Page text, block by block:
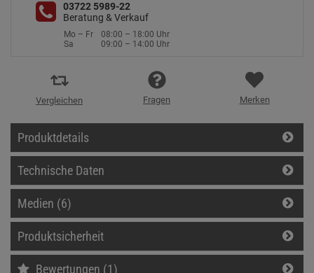
03722 5989-22
Beratung & Verkauf
Mo – Fr
08:00 – 18:00 Uhr
Sa
09:00 – 14:00 Uhr
Vergleichen Fragen Merken
Produktdetails
Technische Daten
Medien (6)
Produktsicherheit
Bewertungen (1)